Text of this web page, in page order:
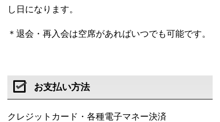
し日になります。
＊退会・再入会は空席があればいつでも可能です。
お支払い方法
クレジットカード・各種電子マネー決済